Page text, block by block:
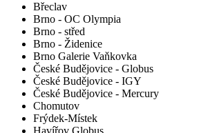
Břeclav
Brno - OC Olympia
Brno - střed
Brno - Židenice
Brno Galerie Vaňkovka
České Budějovice - Globus
České Budějovice - IGY
České Budějovice - Mercury
Chomutov
Frýdek-Místek